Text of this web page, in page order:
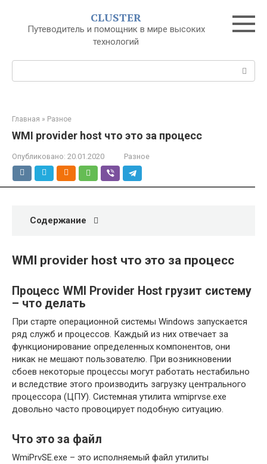
контенту
CLUSTER
Путеводитель и помощник в мире высоких
технологий
Главная » Разное
WMI provider host что это за процесс
Опубликовано: 20.01.2020 Разное
Содержание
WMI provider host что это за процесс
Процесс WMI Provider Host грузит систему
– что делать
При старте операционной системы Windows запускается
ряд служб и процессов. Каждый из них отвечает за
функционирование определенных компонентов, они
никак не мешают пользователю. При возникновении
сбоев некоторые процессы могут работать нестабильно
и вследствие этого производить загрузку центрального
процессора (ЦПУ). Системная утилита wmiprvse.exe
довольно часто провоцирует подобную ситуацию.
Что это за файл
WmiPrvSE.exe – это исполняемый файл утилиты